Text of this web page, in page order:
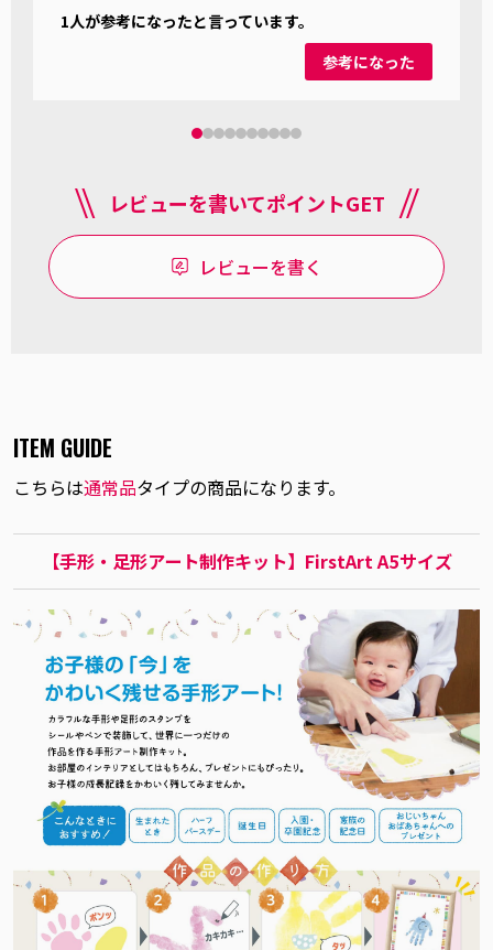
りました?額縁はA5対応の物であれば入ります!
1人が参考になったと言っています。
参考になった
レビューを書いてポイントGET
レビューを書く
ITEM GUIDE
こちらは通常品タイプの商品になります。
【手形・足形アート制作キット】FirstArt A5サイズ